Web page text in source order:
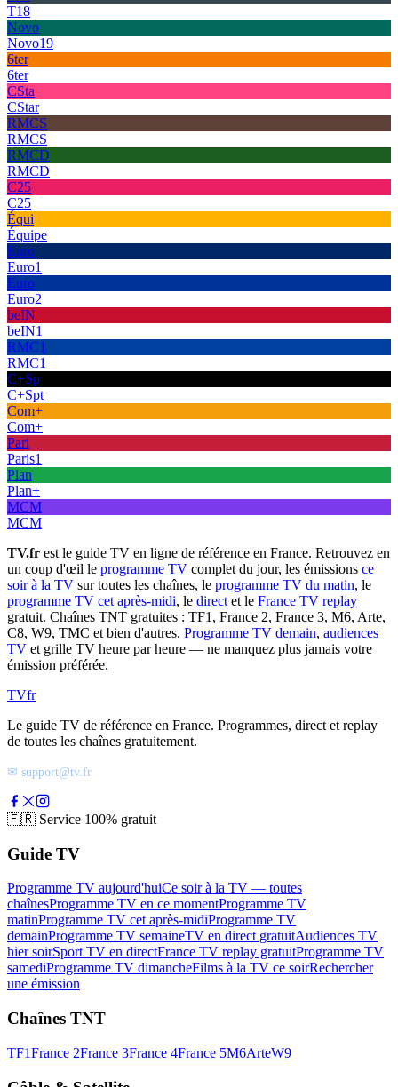
T18
Novo
Novo19
6ter
6ter
CSta
CStar
RMCS
RMCS
RMCD
RMCD
C25
C25
Équi
Équipe
Euro
Euro1
Euro
Euro2
beIN
beIN1
RMC1
RMC1
C+Sp
C+Spt
Com+
Com+
Pari
Paris1
Plan
Plan+
MCM
MCM
TV.fr est le guide TV en ligne de référence en France. Retrouvez en
un coup d'œil le programme TV complet du jour, les émissions ce
soir à la TV sur toutes les chaînes, le programme TV du matin, le
programme TV cet après-midi, le direct et le France TV replay
gratuit. Chaînes TNT gratuites : TF1, France 2, France 3, M6, Arte,
C8, W9, TMC et bien d'autres. Programme TV demain, audiences
TV et grille TV heure par heure — ne manquez plus jamais votre
émission préférée.
TVfr
Le guide TV de référence en France. Programmes, direct et replay
de toutes les chaînes gratuitement.
✉ support@tv.fr
🇫🇷 Service 100% gratuit
Guide TV
Programme TV aujourd'huiCe soir à la TV — toutes
chaînesProgramme TV en ce momentProgramme TV
matinProgramme TV cet après-midiProgramme TV
demainProgramme TV semaineTV en direct gratuitAudiences TV
hier soirSport TV en directFrance TV replay gratuitProgramme TV
samediProgramme TV dimancheFilms à la TV ce soirRechercher
une émission
Chaînes TNT
TF1France 2France 3France 4France 5M6ArteW9